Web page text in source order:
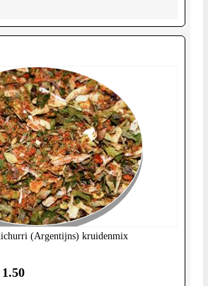
(Argentijns) kruidenmix